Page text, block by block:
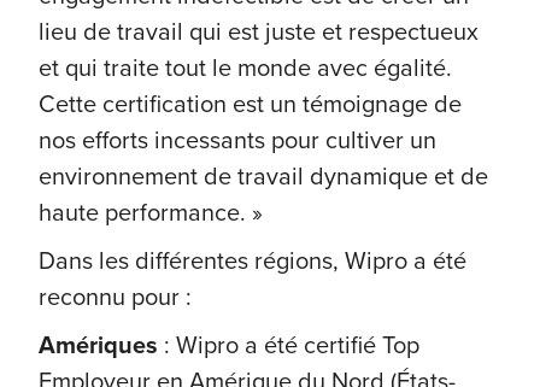
lieu de travail qui est juste et respectueux
et qui traite tout le monde avec égalité.
Cette certification est un témoignage de
nos efforts incessants pour cultiver un
environnement de travail dynamique et de
haute performance. »
Dans les différentes régions, Wipro a été
reconnu pour :
Amériques : Wipro a été certifié Top